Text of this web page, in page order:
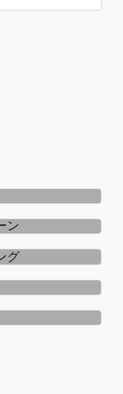
五三
ボーン
ィング
ンズ